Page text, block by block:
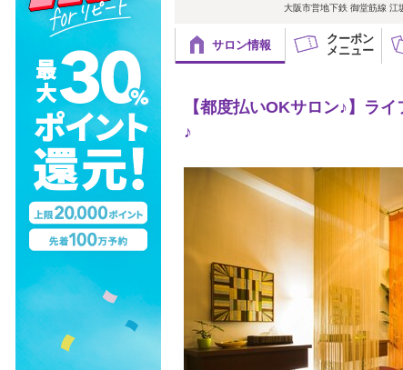
大阪市営地下鉄 御堂筋線 江
サロン情報
クーポン
メニュー
【都度払いOKサロン♪】ラ
♪